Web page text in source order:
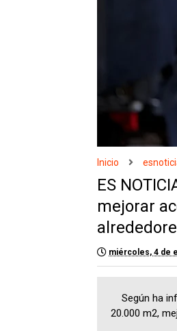
Inicio
ES
mejorar
miércoles, 4 de
Según ha
20.000 m2,